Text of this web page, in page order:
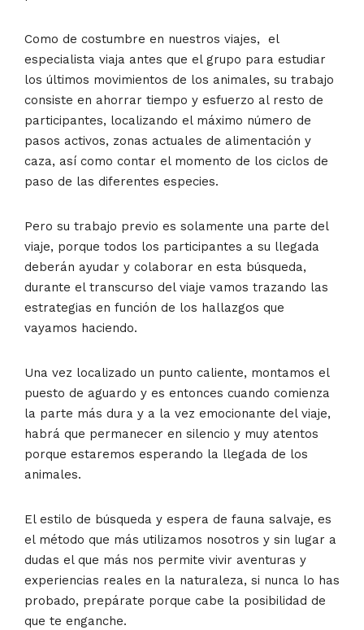
Como de costumbre en nuestros viajes, el
especialista viaja antes que el grupo para estudiar
los últimos movimientos de los animales, su trabajo
consiste en ahorrar tiempo y esfuerzo al resto de
participantes, localizando el máximo número de
pasos activos, zonas actuales de alimentación y
caza, así como contar el momento de los ciclos de
paso de las diferentes especies.
Pero su trabajo previo es solamente una parte del
viaje, porque todos los participantes a su llegada
deberán ayudar y colaborar en esta búsqueda,
durante el transcurso del viaje vamos trazando las
estrategias en función de los hallazgos que
vayamos haciendo.
Una vez localizado un punto caliente, montamos el
puesto de aguardo y es entonces cuando comienza
la parte más dura y a la vez emocionante del viaje,
habrá que permanecer en silencio y muy atentos
porque estaremos esperando la llegada de los
animales.
El estilo de búsqueda y espera de fauna salvaje, es
el método que más utilizamos nosotros y sin lugar a
dudas el que más nos permite vivir aventuras y
experiencias reales en la naturaleza, si nunca lo has
probado, prepárate porque cabe la posibilidad de
que te enganche.